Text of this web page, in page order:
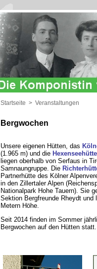
Startseite > Veranstaltungen
Bergwochen
Unsere eigenen Hütten, das
(1.965 m) und die Hexenseehütte
liegen oberhalb von Serfaus in
Samnaungruppe. Die
Partnerhütte des Kölner
in den Zillertaler Alpen
Nationalpark Hohe Tauern). Sie
Sektion Bergfreunde Rheydt und
Metern Höhe.
Seit 2014 finden im Sommer
Bergwochen auf den Hütten statt.